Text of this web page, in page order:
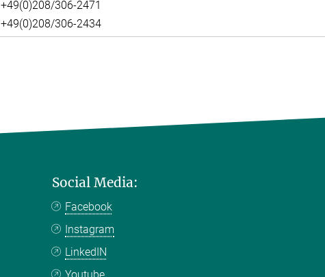
+49(0)208/306-2471
+49(0)208/306-2434
Social Media:
Facebook
Instagram
LinkedIN